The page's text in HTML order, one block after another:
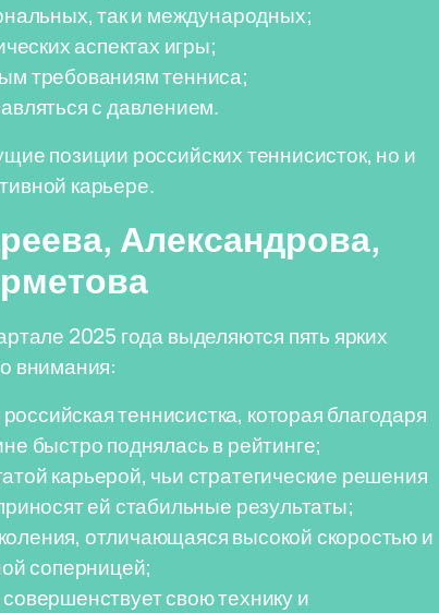
так и международных;
аспектах игры;
требованиям тенниса;
с давлением.
позиции российских теннисисток, но и
карьере.
Александрова,
2025 года выделяются пять ярких
внимания:
теннисистка, которая благодаря
быстро поднялась в рейтинге;
карьерой, чьи стратегические решения
ей стабильные результаты;
отличающаяся высокой скоростью и
соперницей;
свою технику и